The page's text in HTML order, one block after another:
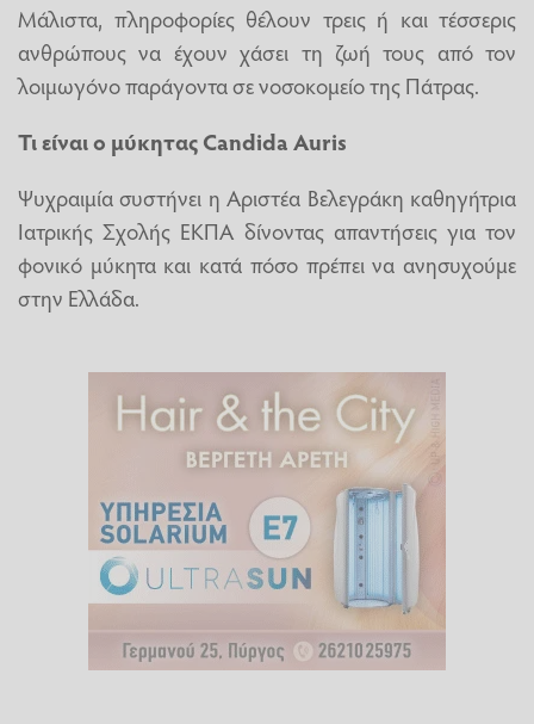
Μάλιστα, πληροφορίες θέλουν τρεις ή και τέσσερις
ανθρώπους να έχουν χάσει τη ζωή τους από τον
λοιμωγόνο παράγοντα σε νοσοκομείο της Πάτρας.
Τι είναι ο μύκητας Candida Auris
Ψυχραιμία συστήνει η Αριστέα Βελεγράκη καθηγήτρια
Ιατρικής Σχολής ΕΚΠΑ δίνοντας απαντήσεις για τον
φονικό μύκητα και κατά πόσο πρέπει να ανησυχούμε
στην Ελλάδα.